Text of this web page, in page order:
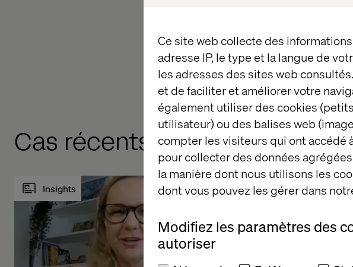
Ce site web collecte des
adresse IP, le type et la langue de
les adresses des sites web
et de faciliter et améliorer votre
également utiliser des cookies
utilisateur) ou des balises web
compter les visiteurs qui ont accédé
pour collecter des données
la manière dont nous utilisons les
dont vous pouvez les gérer dans
Modifiez les paramètres des
autoriser
Want to know more on how we can
Experiences?Contact us nowor
inspiration on how to transform your
Cas récents & décryptages
Insights Livre blanc